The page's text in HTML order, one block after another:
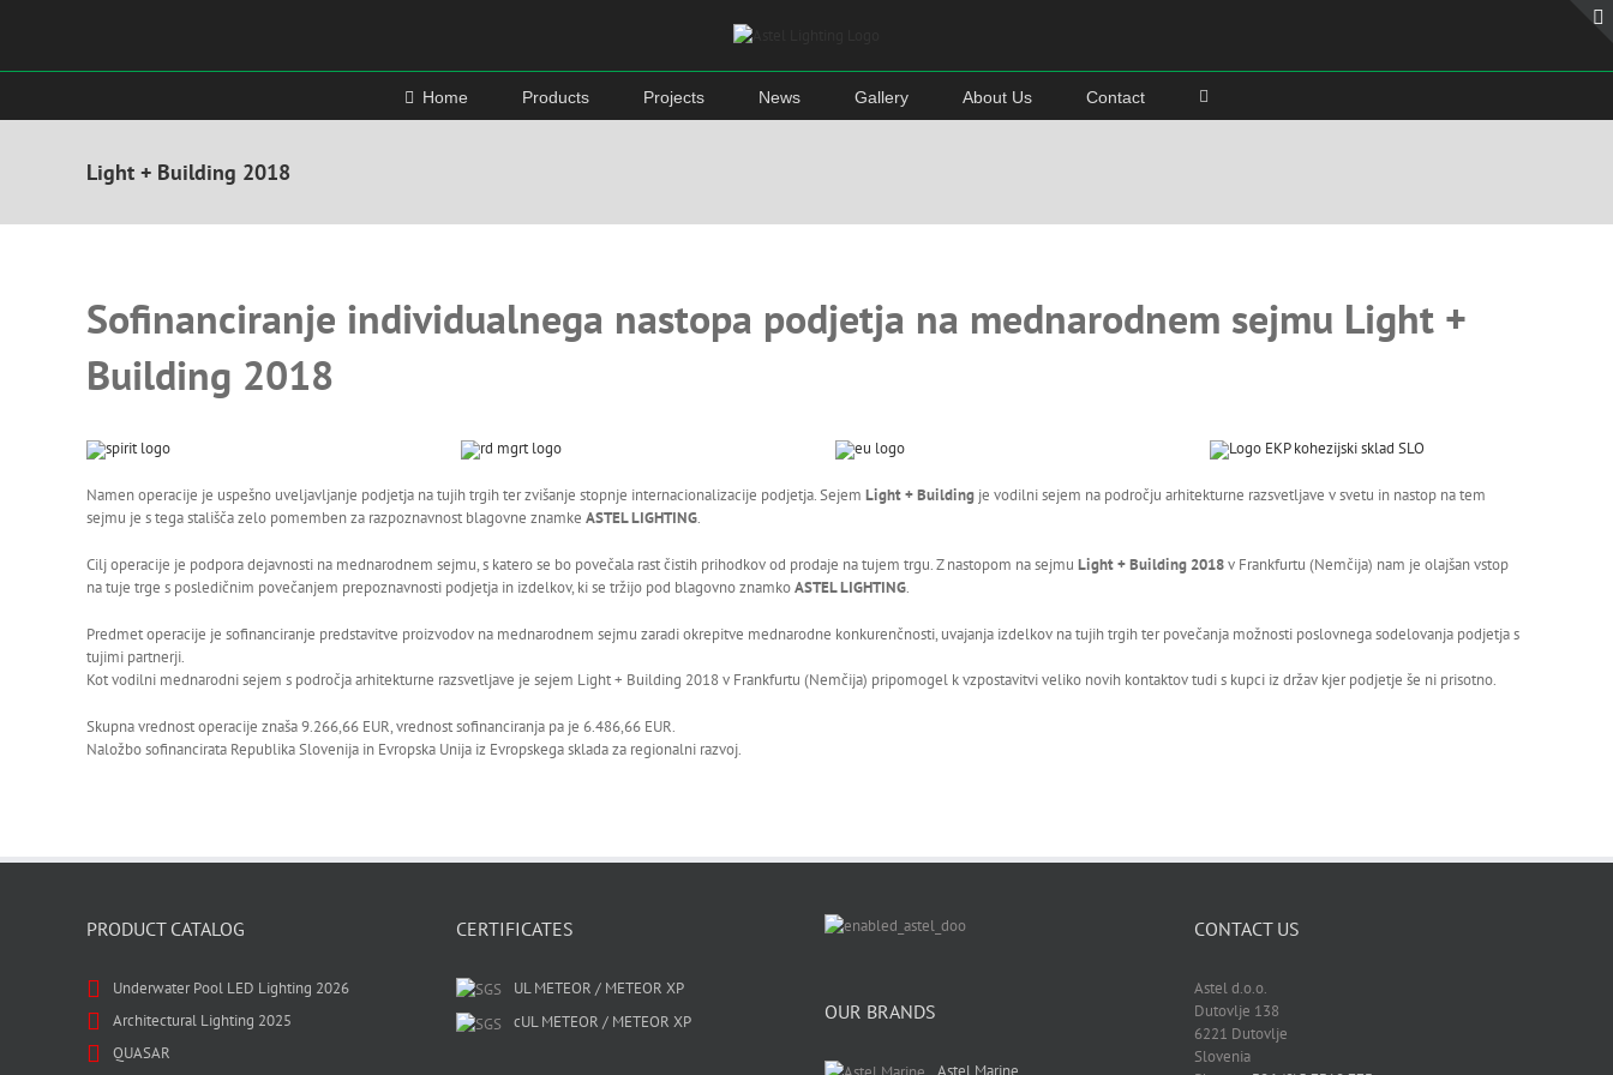
Home Products Projects News Gallery About Us Contact
Light + Building 2018
Sofinanciranje individualnega nastopa podjetja na mednarodnem sejmu Light +
Building 2018
Namen operacije je uspešno uveljavljanje podjetja na tujih trgih ter zvišanje stopnje internacionalizacije podjetja. Sejem Light + Building je vodilni sejem na področju arhitekturne razsvetljave v svetu in nastop na tem
sejmu je s tega stališča zelo pomemben za razpoznavnost blagovne znamke ASTEL LIGHTING.
Cilj operacije je podpora dejavnosti na mednarodnem sejmu, s katero se bo povečala rast čistih prihodkov od prodaje na tujem trgu. Z nastopom na sejmu Light + Building 2018v Frankfurtu (Nemčija) nam je olajšan vstop
na tuje trge s posledičnim povečanjem prepoznavnosti podjetja in izdelkov, ki se tržijo pod blagovno znamkoASTEL LIGHTING.
Predmet operacije je sofinanciranje predstavitve proizvodov na mednarodnem sejmu zaradi okrepitve mednarodne konkurenčnosti, uvajanja izdelkov na tujih trgih ter povečanja možnosti poslovnega sodelovanja podjetja s
tujimi partnerji.
Kot vodilni mednarodni sejem s področja arhitekturne razsvetljave je sejem Light + Building 2018 v Frankfurtu (Nemčija) pripomogel k vzpostavitvi veliko novih kontaktov tudi s kupci iz držav kjer podjetje še ni prisotno.
Skupna vrednost operacije znaša 9.266,66 EUR, vrednost sofinanciranja pa je 6.486,66 EUR.
Naložbo sofinancirata Republika Slovenija in Evropska Unija iz Evropskega sklada za regionalni razvoj.
PRODUCT CATALOG
Underwater Pool LED Lighting 2026
Architectural Lighting 2025
QUASAR
CERTIFICATES
UL METEOR / METEOR XP
cUL METEOR / METEOR XP
OUR BRANDS
Astel Marine
CONTACT US
Astel d.o.o.
Dutovlje 138
6221 Dutovlje
Slovenia